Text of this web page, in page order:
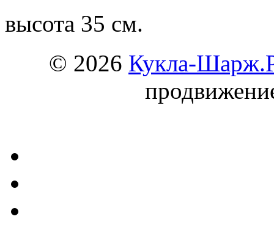
высота 35 см.
© 2026 Кукла-